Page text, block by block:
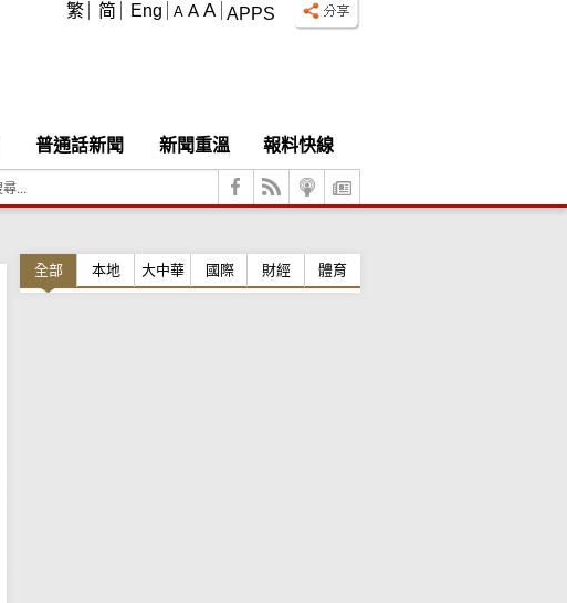
APPS
A A A
繁 简 Eng
普通話新聞 新聞重溫
報料快線
全部 本地 大中華 國際 財經 體育